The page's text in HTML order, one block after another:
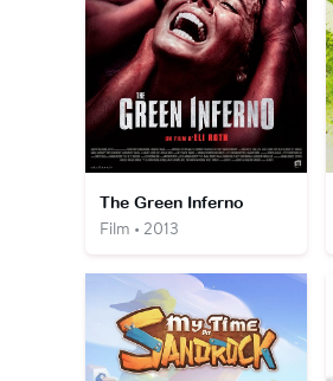
The Green Inferno
Film • 2013